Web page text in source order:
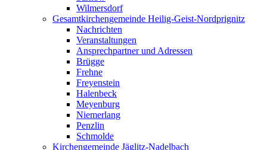
Wilmersdorf
Gesamtkirchengemeinde Heilig-Geist-Nordprignitz
Nachrichten
Veranstaltungen
Ansprechpartner und Adressen
Brügge
Frehne
Freyenstein
Halenbeck
Meyenburg
Niemerlang
Penzlin
Schmolde
Kirchengemeinde Jäglitz-Nadelbach